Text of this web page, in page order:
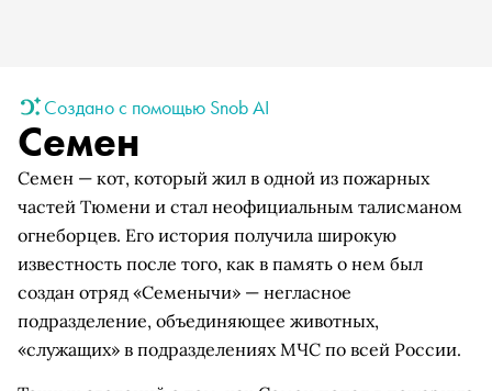
Создано с помощью Snob AI
Семен
Семен — кот, который жил в одной из пожарных
частей Тюмени и стал неофициальным талисманом
огнеборцев. Его история получила широкую
известность после того, как в память о нем был
создан отряд «Семенычи» — негласное
подразделение, объединяющее животных,
«служащих» в подразделениях МЧС по всей России.